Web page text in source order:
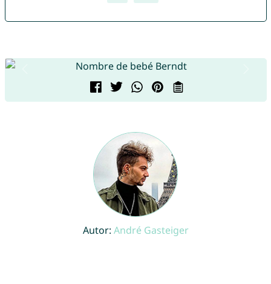
Autor: André Gasteiger